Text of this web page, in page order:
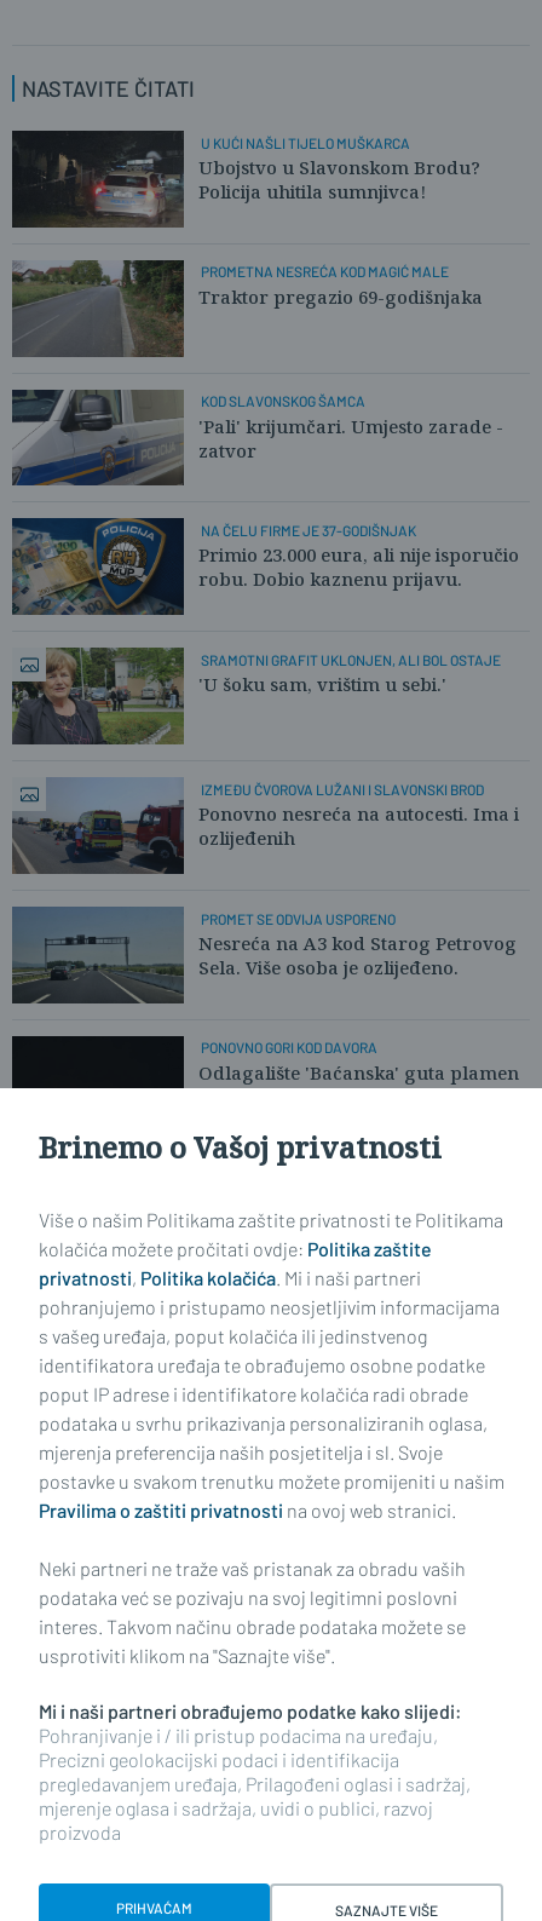
NASTAVITE ČITATI
U KUĆI NAŠLI TIJELO MUŠKARCA
Ubojstvo u Slavonskom Brodu?
Policija uhitila sumnjivca!
PROMETNA NESREĆA KOD MAGIĆ MALE
Traktor pregazio 69-godišnjaka
KOD SLAVONSKOG ŠAMCA
'Pali' krijumčari. Umjesto zarade -
zatvor
NA ČELU FIRME JE 37-GODIŠNJAK
Primio 23.000 eura, ali nije isporučio
robu. Dobio kaznenu prijavu.
SRAMOTNI GRAFIT UKLONJEN, ALI BOL OSTAJE
'U šoku sam, vrištim u sebi.'
IZMEĐU ČVOROVA LUŽANI I SLAVONSKI BROD
Ponovno nesreća na autocesti. Ima i
ozlijeđenih
PROMET SE ODVIJA USPORENO
Nesreća na A3 kod Starog Petrovog
Sela. Više osoba je ozlijeđeno.
PONOVNO GORI KOD DAVORA
Odlagalište 'Baćanska' guta plamen
Impressum Uvjeti korištenja Politika privatnosti
Politika kolačića Kontakt Pritužbe Suradnici
Oglašavanje
RUBRIKE
BRODSKO-POSAVSKA ŽUPANIJA
POŽEŠKO-SLAVONSKA ŽUPANIJA
Brinemo o Vašoj privatnosti
Više o našim Politikama zaštite privatnosti te Politikama
kolačića možete pročitati ovdje: Politika zaštite
privatnosti, Politika kolačića. Mi i naši partneri
pohranjujemo i pristupamo neosjetljivim informacijama
s vašeg uređaja, poput kolačića ili jedinstvenog
identifikatora uređaja te obrađujemo osobne podatke
poput IP adrese i identifikatore kolačića radi obrade
podataka u svrhu prikazivanja personaliziranih oglasa,
mjerenja preferencija naših posjetitelja i sl. Svoje
postavke u svakom trenutku možete promijeniti u našim
Pravilima o zaštiti privatnosti na ovoj web stranici.
Neki partneri ne traže vaš pristanak za obradu vaših
podataka već se pozivaju na svoj legitimni poslovni
interes. Takvom načinu obrade podataka možete se
usprotiviti klikom na "Saznajte više".
Mi i naši partneri obrađujemo podatke kako slijedi:
Pohranjivanje i / ili pristup podacima na uređaju,
Precizni geolokacijski podaci i identifikacija
pregledavanjem uređaja, Prilagođeni oglasi i sadržaj,
mjerenje oglasa i sadržaja, uvidi o publici, razvoj
proizvoda
PRIHVAĆAM SAZNAJTE VIŠE